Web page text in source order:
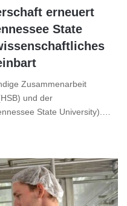
erneuert
State
Zusammenarbeit
und der
State University).…